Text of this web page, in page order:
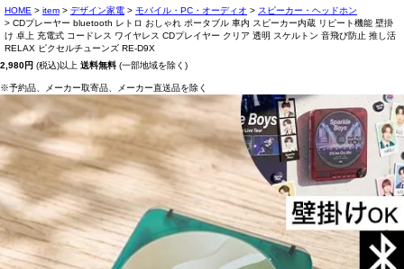
HOME item デザイン家電 モバイル・PC・オーディオ
スピーカー・ヘッドホン
CDプレーヤー bluetooth レトロ おしゃれ ポータブル 車内 スピーカー内蔵 リピート機能 壁掛
け 卓上 充電式 コードレス ワイヤレス CDプレイヤー クリア 透明 スケルトン 音飛び防止 推し活
RELAX ピクセルチューンズ RE-D9X
2,980円 (税込)以上 送料無料 (一部地域を除く)
※予約品、メーカー取寄品、メーカー直送品を除く